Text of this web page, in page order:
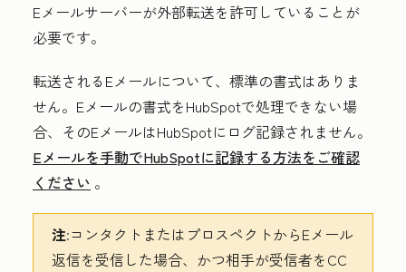
Eメールサーバーが外部転送を許可していることが
必要です。
転送されるEメールについて、標準の書式はありま
せん。Eメールの書式をHubSpotで処理できない場
合、そのEメールはHubSpotにログ記録されません。
Eメールを手動でHubSpotに記録する方法をご確認
ください 。
注:コンタクトまたはプロスペクトからEメール
返信を受信した場合、かつ相手が受信者をCC